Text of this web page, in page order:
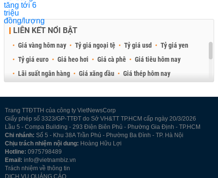
LIÊN KẾT NỔI BẬT
Giá vàng hôm nay Tỷ giá ngoại tệ Tỷ giá usd
Tỷ giá yen
Tỷ giá euro
Giá heo hơi Giá cà phê
Giá tiêu hôm nay
Lãi suất ngân hàng
Giá xăng dầu
Giá thép hôm nay
Trang TTĐTTH của công ty VietNewsCorp
Giấy phép số 3323/GP-TTĐT do Sở VH&TT TP.HCM cấp ngày 20/3/2026
Lầu 5 - Compa Building - 293 Điện Biên Phủ - Phường Gia Định - TP.HCM
Chi nhánh: Số 5 - Khu 38A Trần Phú - Phường Ba Đình - TP. Hà Nội
Chịu trách nhiệm nội dung: Hoàng Hữu Lợi
Hotline: 0975798489
Email: info@vietnambiz.vn
Trách nhiệm về thông tin
DỊCH VỤ QUẢNG CÁO